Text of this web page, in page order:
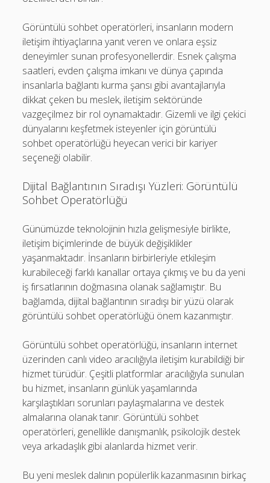
Görüntülü sohbet operatörleri, insanların modern
iletişim ihtiyaçlarına yanıt veren ve onlara eşsiz
deneyimler sunan profesyonellerdir. Esnek çalışma
saatleri, evden çalışma imkanı ve dünya çapında
insanlarla bağlantı kurma şansı gibi avantajlarıyla
dikkat çeken bu meslek, iletişim sektöründe
vazgeçilmez bir rol oynamaktadır. Gizemli ve ilgi çekici
dünyalarını keşfetmek isteyenler için görüntülü
sohbet operatörlüğü heyecan verici bir kariyer
seçeneği olabilir.
Dijital Bağlantının Sıradışı Yüzleri: Görüntülü
Sohbet Operatörlüğü
Günümüzde teknolojinin hızla gelişmesiyle birlikte,
iletişim biçimlerinde de büyük değişiklikler
yaşanmaktadır. İnsanların birbirleriyle etkileşim
kurabileceği farklı kanallar ortaya çıkmış ve bu da yeni
iş fırsatlarının doğmasına olanak sağlamıştır. Bu
bağlamda, dijital bağlantının sıradışı bir yüzü olarak
görüntülü sohbet operatörlüğü önem kazanmıştır.
Görüntülü sohbet operatörlüğü, insanların internet
üzerinden canlı video aracılığıyla iletişim kurabildiği bir
hizmet türüdür. Çeşitli platformlar aracılığıyla sunulan
bu hizmet, insanların günlük yaşamlarında
karşılaştıkları sorunları paylaşmalarına ve destek
almalarına olanak tanır. Görüntülü sohbet
operatörleri, genellikle danışmanlık, psikolojik destek
veya arkadaşlık gibi alanlarda hizmet verir.
Bu yeni meslek dalının popülerlik kazanmasının birkaç